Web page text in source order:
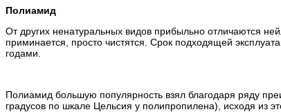
Полиамид
От других ненатуральных видов прибыльно отличаются
приминается, просто чистятся. Срок подходящей
годами.
Полиамид большую популярность взял благодаря ряду
градусов по шкале Цельсия у полипропилена), исходя из